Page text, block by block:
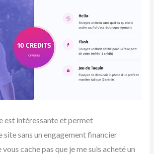
est intéressante et permet
site sans un engagement financier
cache pas que je me suis acheté un